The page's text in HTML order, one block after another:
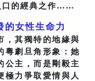
口的經典之作……
的女性生命力
，其獨特的地緣與
粵劇旦角形象：她
公主，而是剛毅主
極力爭取愛情與人